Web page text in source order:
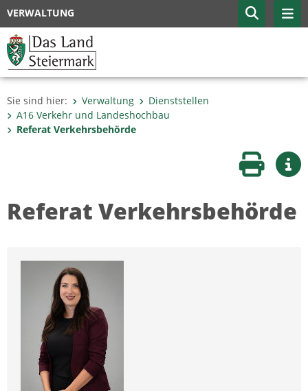
VERWALTUNG
Sie sind hier: Verwaltung
Dienststellen
A16 Verkehr und Landeshochbau
Referat Verkehrsbehörde
Seite
Referat Verkehrsbehörde